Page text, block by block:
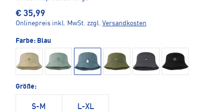
€ 35,99
Onlinepreis inkl. MwSt. zzgl. Versandkosten
Farbe: Blau
Größe:
S-M L-XL